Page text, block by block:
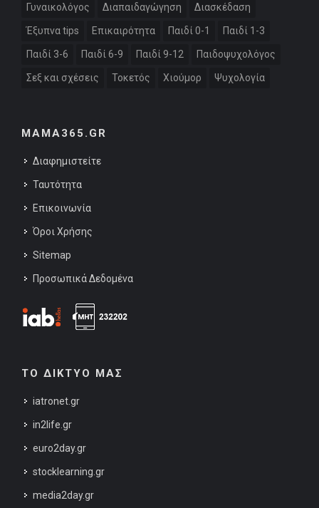
Γυναικολόγος Διαπαιδαγώγηση Διασκέδαση
Έξυπνα tips Επικαιρότητα Παιδί 0-1 Παιδί 1-3
Παιδί 3-6 Παιδί 6-9 Παιδί 9-12 Παιδοψυχολόγος
Σεξ και σχέσεις Τοκετός Χιούμορ Ψυχολογία
MAMA365.GR
Διαφημιστείτε
Ταυτότητα
Επικοινωνία
Όροι Χρήσης
Sitemap
Προσωπικά Δεδομένα
ΤΟ ΔΙΚΤΥΟ ΜΑΣ
iatronet.gr
in2life.gr
euro2day.gr
stocklearning.gr
media2day.gr